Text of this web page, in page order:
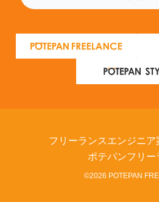
フリーランスエンジニア
ポテパンフリー
©2026 POTEPAN